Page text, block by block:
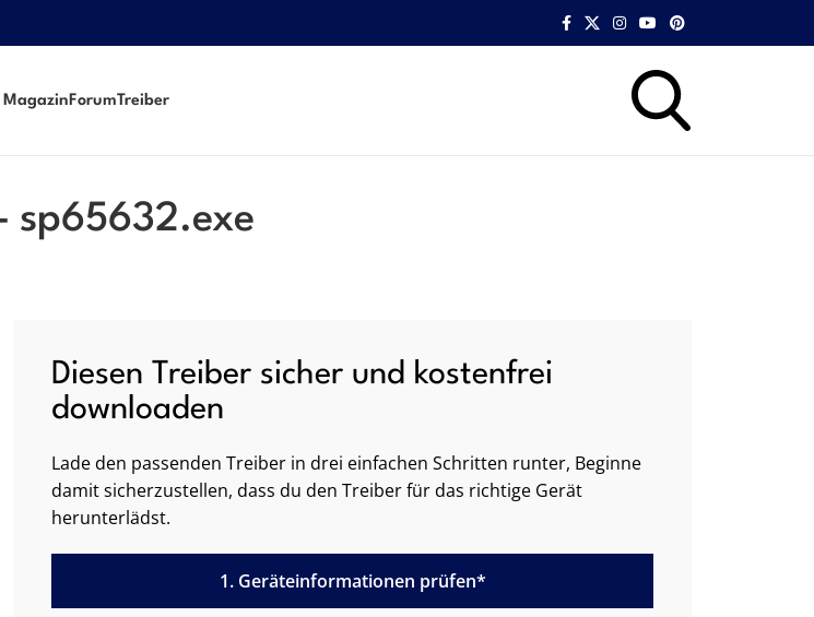
Magazin ForumTreiber
sp65632.exe
Diesen Treiber sicher und kostenfrei
downloaden
Lade den passenden Treiber in drei einfachen Schritten runter, Beginne
damit sicherzustellen, dass du den Treiber für das richtige Gerät
herunterlädst.
1. Geräteinformationen prüfen*